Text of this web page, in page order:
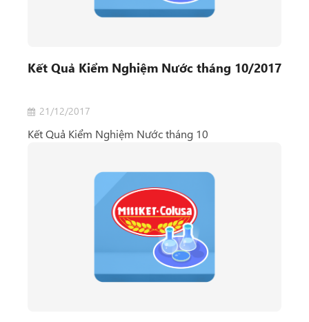
Kết Quả Kiểm Nghiệm Nước tháng 10/2017
21/12/2017
Kết Quả Kiểm Nghiệm Nước tháng 10